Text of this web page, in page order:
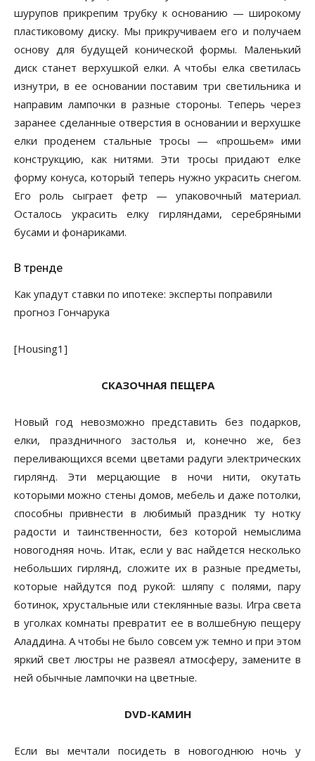
шурупов прикрепим трубку к основанию — широкому
пластиковому диску. Мы прикручиваем его и получаем
основу для будущей конической формы. Маленький
диск станет верхушкой елки. А чтобы елка светилась
изнутри, в ее основании поставим три светильника и
направим лампочки в разные стороны. Теперь через
заранее сделанные отверстия в основании и верхушке
елки проденем стальные тросы — «прошьем» ими
конструкцию, как нитями. Эти тросы придают елке
форму конуса, который теперь нужно украсить снегом.
Его роль сыграет фетр — упаковочный материал.
Осталось украсить елку гирляндами, серебряными
бусами и фонариками.
В тренде
Как упадут ставки по ипотеке: эксперты поправили
прогноз Гончарука
[Housing1]
СКАЗОЧНАЯ ПЕЩЕРА
Новый год невозможно представить без подарков,
елки, праздничного застолья и, конечно же, без
переливающихся всеми цветами радуги электрических
гирлянд. Эти мерцающие в ночи нити, окутать
которыми можно стены домов, мебель и даже потолки,
способны привнести в любимый праздник ту нотку
радости и таинственности, без которой немыслима
новогодняя ночь. Итак, если у вас найдется несколько
небольших гирлянд, сложите их в разные предметы,
которые найдутся под рукой: шляпу с полями, пару
ботинок, хрустальные или стеклянные вазы. Игра света
в уголках комнаты превратит ее в волшебную пещеру
Аладдина. А чтобы не было совсем уж темно и при этом
яркий свет люстры не развеял атмосферу, замените в
ней обычные лампочки на цветные.
DVD-КАМИН
Если вы мечтали посидеть в новогоднюю ночь у